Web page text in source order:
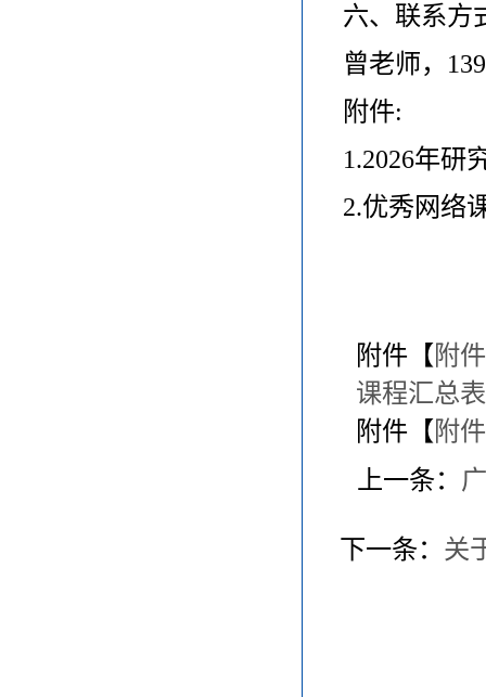
六、联系方
曾老师，
附件:
1.2026年研
2.优秀网络
附件【 附
课程汇总
附件【 附
上一条：
下一条： 关